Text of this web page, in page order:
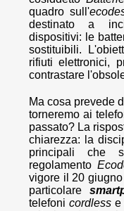
quadro sull'
destinato a
dispositivi: le
sostituibili.
rifiuti elettronici,
contrastare
Ma cosa prevede
torneremo ai
passato? La
chiarezza: la
principali che
regolamento
vigore il 20
particolare
telefoni cordlesse